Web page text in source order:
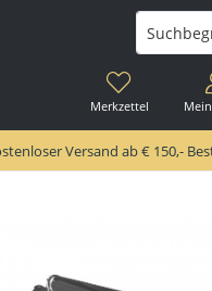
Merkzettel
Versand ab € 150,-